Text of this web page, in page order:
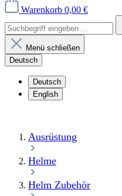
Warenkorb 0,00 €
Menü schließen
Deutsch
Deutsch
English
Ausrüstung
Helme
Helm Zubehör